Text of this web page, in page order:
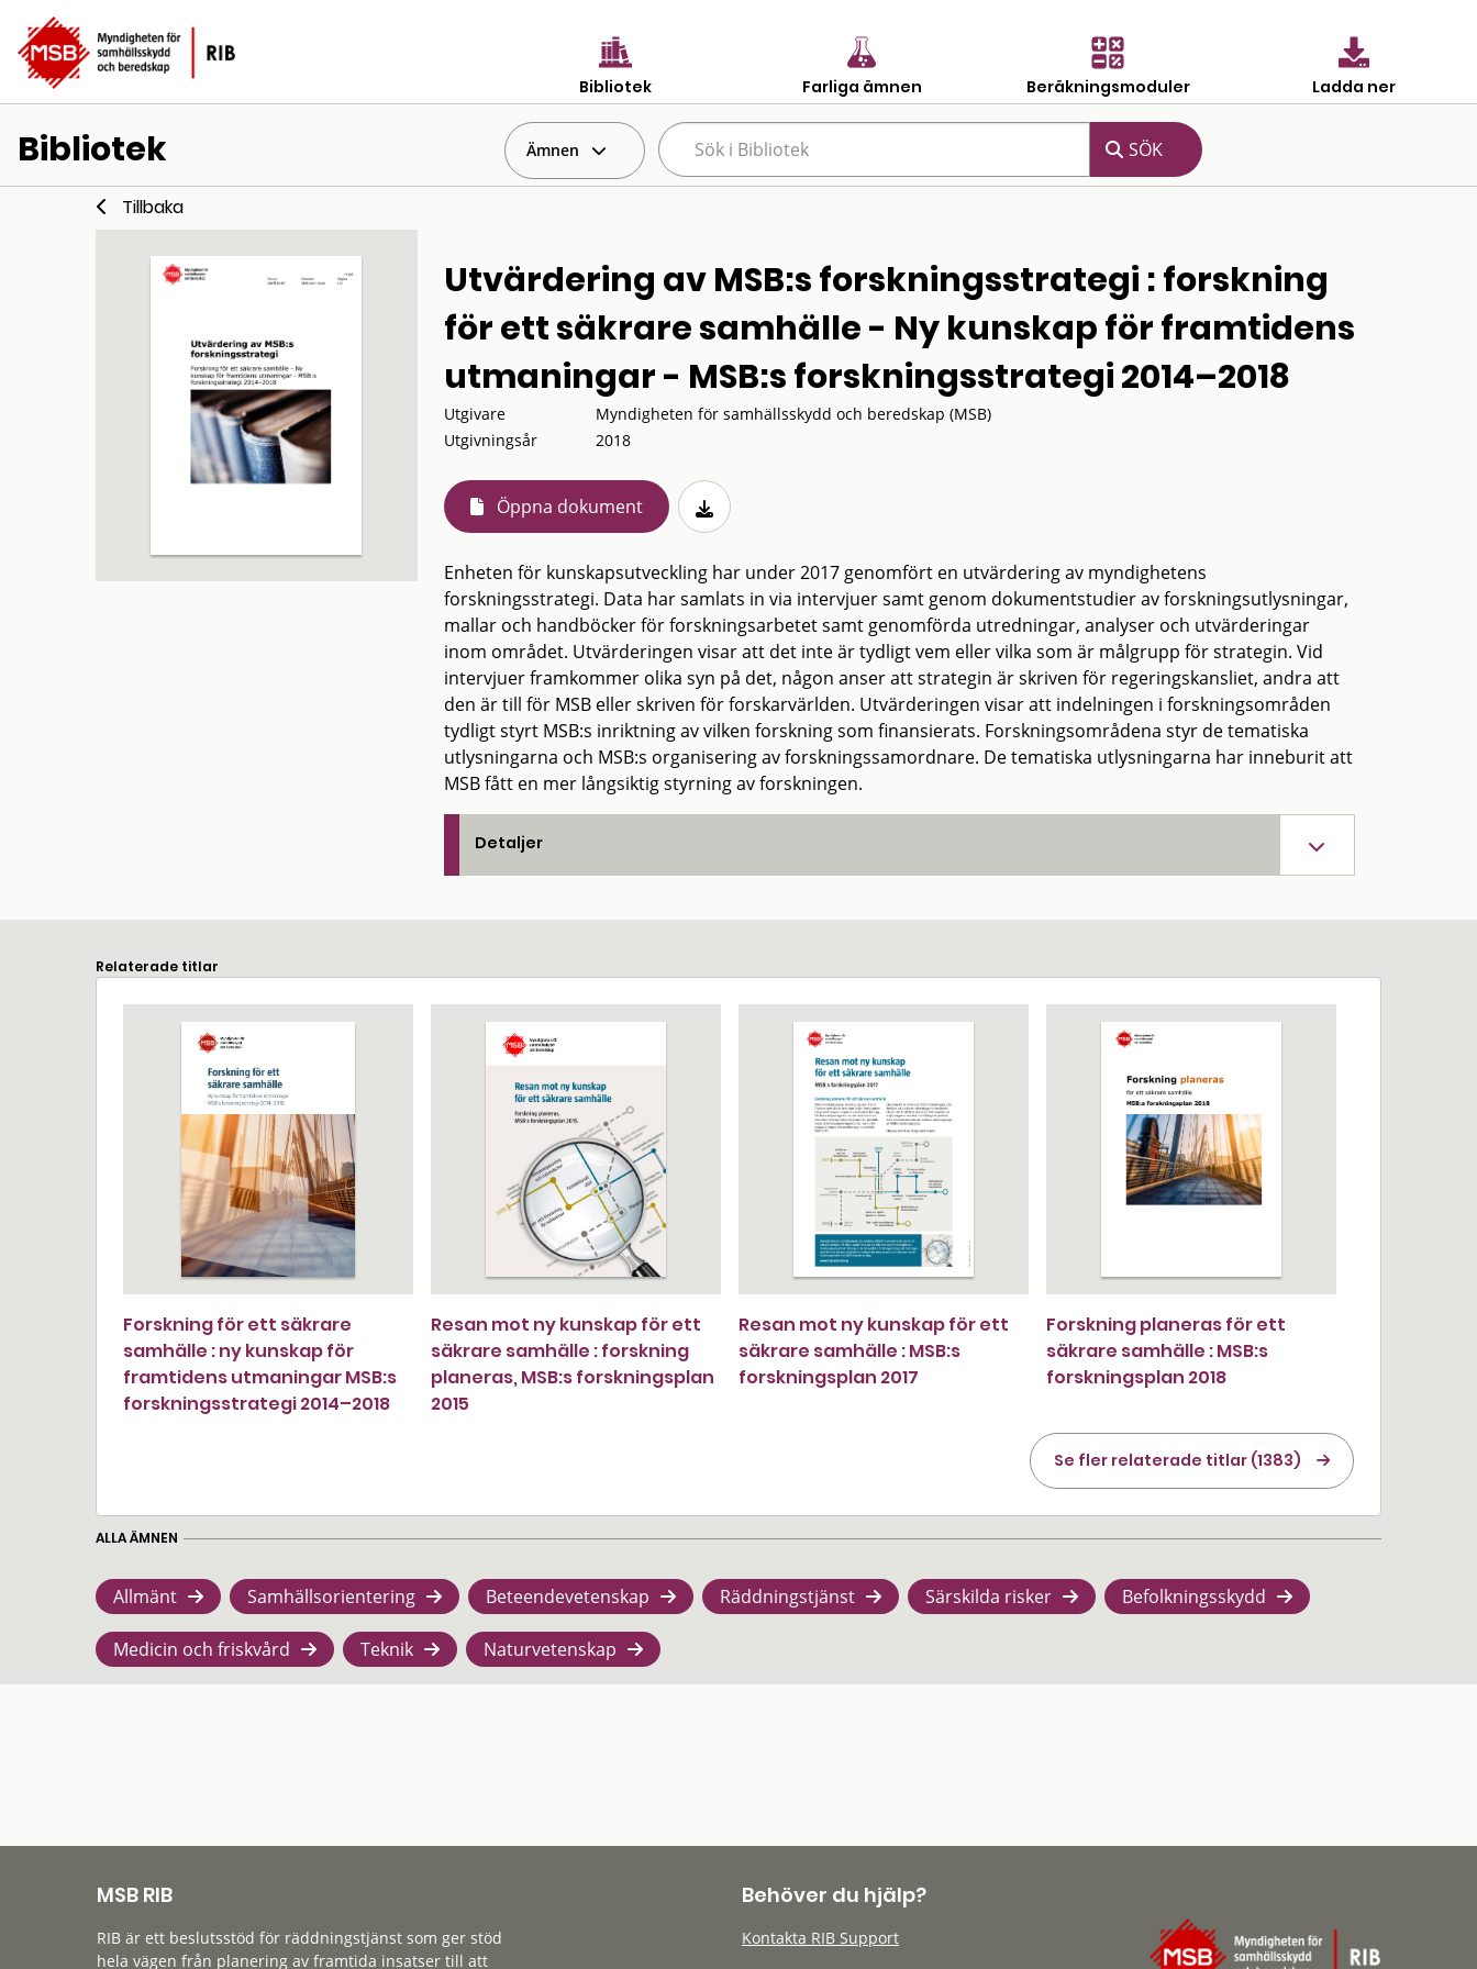
Bibliotek Farliga ämnen Beräkningsmoduler Ladda ner
Bibliotek Ämnen
Tillbaka
Utvärdering av MSB:s forskningsstrategi : forskning
för ett säkrare samhälle - Ny kunskap för framtidens
utmaningar - MSB:s forskningsstrategi 2014–2018
Utgivare
Myndigheten för samhällsskydd och beredskap (MSB)
Utgivningsår
2018
Öppna dokument
Enheten för kunskapsutveckling har under 2017 genomfört en utvärdering av myndighetens
forskningsstrategi. Data har samlats in via intervjuer samt genom dokumentstudier av forskningsutlysningar,
mallar och handböcker för forskningsarbetet samt genomförda utredningar, analyser och utvärderingar
inom området. Utvärderingen visar att det inte är tydligt vem eller vilka som är målgrupp för strategin. Vid
intervjuer framkommer olika syn på det, någon anser att strategin är skriven för regeringskansliet, andra att
den är till för MSB eller skriven för forskarvärlden. Utvärderingen visar att indelningen i forskningsområden
tydligt styrt MSB:s inriktning av vilken forskning som finansierats. Forskningsområdena styr de tematiska
utlysningarna och MSB:s organisering av forskningssamordnare. De tematiska utlysningarna har inneburit att
MSB fått en mer långsiktig styrning av forskningen.
Detaljer
Relaterade titlar
Forskning för ett säkrare
samhälle : ny kunskap för
framtidens utmaningar MSB:s
forskningsstrategi 2014–2018
Resan mot ny kunskap för ett
säkrare samhälle : forskning
planeras, MSB:s forskningsplan
2015
Resan mot ny kunskap för ett
säkrare samhälle : MSB:s
forskningsplan 2017
Forskning planeras för ett
säkrare samhälle : MSB:s
forskningsplan 2018
Se fler relaterade titlar (1383)
ALLA ÄMNEN
Allmänt Samhällsorientering Beteendevetenskap Räddningstjänst Särskilda risker Befolkningsskydd
Medicin och friskvård Teknik Naturvetenskap
MSB RIB
RIB är ett beslutsstöd för räddningstjänst som ger stöd
hela vägen från planering av framtida insatser till att
Behöver du hjälp?
Kontakta RIB Support